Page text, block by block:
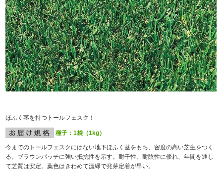
ほふく茎を持つトールフェスク！
種子：1袋（1kg）
今までのトールフェスクにはない地下ほふく茎をもち、密度の高い芝生をつく
る。ブラウンパッチに強い抵抗性を示す。耐干性、耐陰性に優れ、年間を通し
て芝質は安定。葉色はきわめて濃緑で発芽定着が早い。